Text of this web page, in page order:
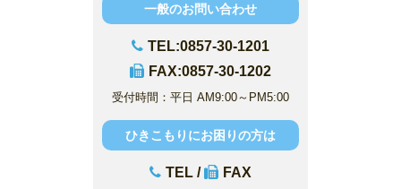
一般のお問い合わせ
TEL:0857-30-1201
FAX:0857-30-1202
受付時間：平日 AM9:00～PM5:00
ひきこもりにお困りの方は
TEL /
FAX